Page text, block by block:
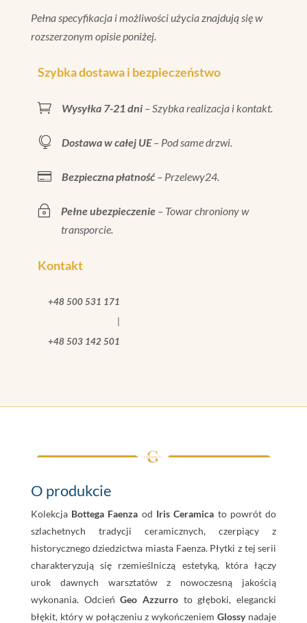
Pełna specyfikacja i możliwości użycia znajdują się w
rozszerzonym opisie poniżej.
Szybka dostawa i bezpieczeństwo
 Wysyłka 7-21 dni– Szybka realizacja i kontakt.
 Dostawa w całej UE– Pod same drzwi.
 Bezpieczna płatność– Przelewy24.
~ Pełne ubezpieczenie– Towar chroniony w
transporcie.
Kontakt
+48 500 531 171
+48 503 142 501
O produkcie
Kolekcja Bottega Faenza od Iris Ceramica to powrót do
szlachetnych tradycji ceramicznych, czerpiący z
historycznego dziedzictwa miasta Faenza. Płytki z tej serii
charakteryzują się rzemieślniczą estetyką, która łączy
urok dawnych warsztatów z nowoczesną jakością
wykonania. OdcieńGeo Azzurro to głęboki, elegancki
błękit, który w połączeniu z wykończeniemGlossynadaje